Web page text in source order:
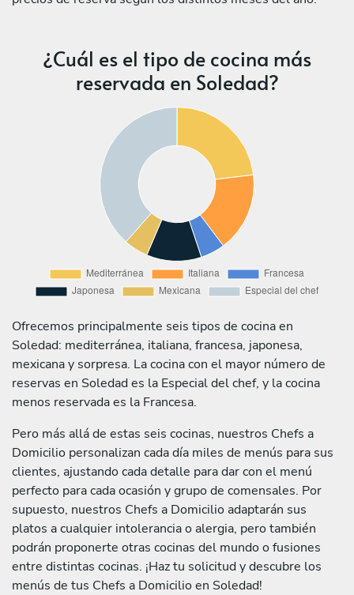
¿Cuál es el tipo de cocina más
reservada en Soledad?
Ofrecemos principalmente seis tipos de cocina en
Soledad: mediterránea, italiana, francesa, japonesa,
mexicana y sorpresa. La cocina con el mayor número de
reservas en Soledad es la Especial del chef, y la cocina
menos reservada es la Francesa.
Pero más allá de estas seis cocinas, nuestros Chefs a
Domicilio personalizan cada día miles de menús para sus
clientes, ajustando cada detalle para dar con el menú
perfecto para cada ocasión y grupo de comensales. Por
supuesto, nuestros Chefs a Domicilio adaptarán sus
platos a cualquier intolerancia o alergia, pero también
podrán proponerte otras cocinas del mundo o fusiones
entre distintas cocinas. ¡Haz tu solicitud y descubre los
menús de tus Chefs a Domicilio en Soledad!